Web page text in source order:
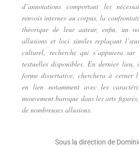
d’annotations comportant les
renvois internes au corpus, la
théorique de leur auteur, enfin, un
allusions et loci similes replaçant
culturel, recherche qui s’appuiera sur
textuelles disponibles. En dernier lieu,
forme dissertative, cherchera à cerner
en lien notamment avec les
mouvement baroque dans les arts
de nombreuses allusions.
Sous la direction de